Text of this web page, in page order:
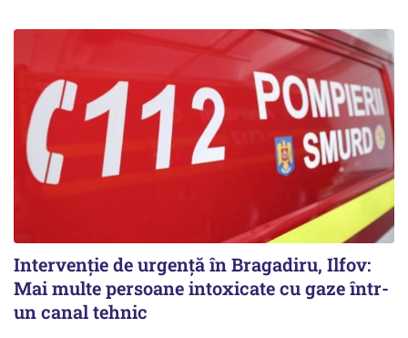
Intervenție de urgență în Bragadiru, Ilfov:
Mai multe persoane intoxicate cu gaze într-
un canal tehnic